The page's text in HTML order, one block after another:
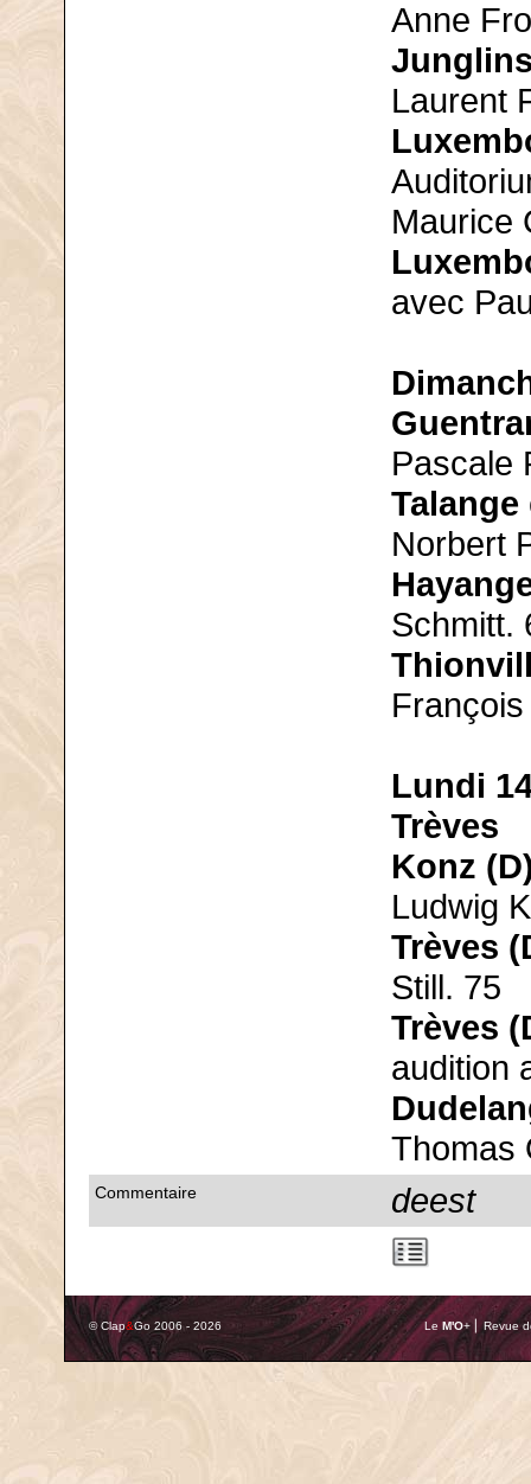
Anne
Laurent
Maurice
avec
Pascale
Talange
Norbert
Schmitt.
Lundi
Trèves
Konz
Ludwig
Trèves
Still. 75
Trèves
audition
Thomas
Commentaire deest
© Clap&Go 2006 - 2026 Le M'O+ ⎢ Revue